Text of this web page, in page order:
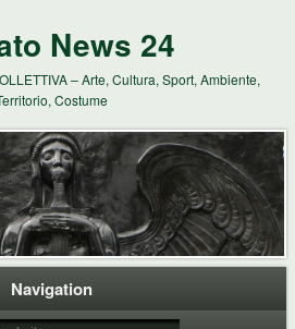
News 24
– Arte, Cultura, Sport, Ambiente,
Costume
Navigation